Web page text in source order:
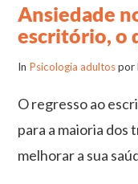
Ansiedade
escritório, o
In Psicologia adultospor
O regresso ao
para a maioria dos
melhorar a sua